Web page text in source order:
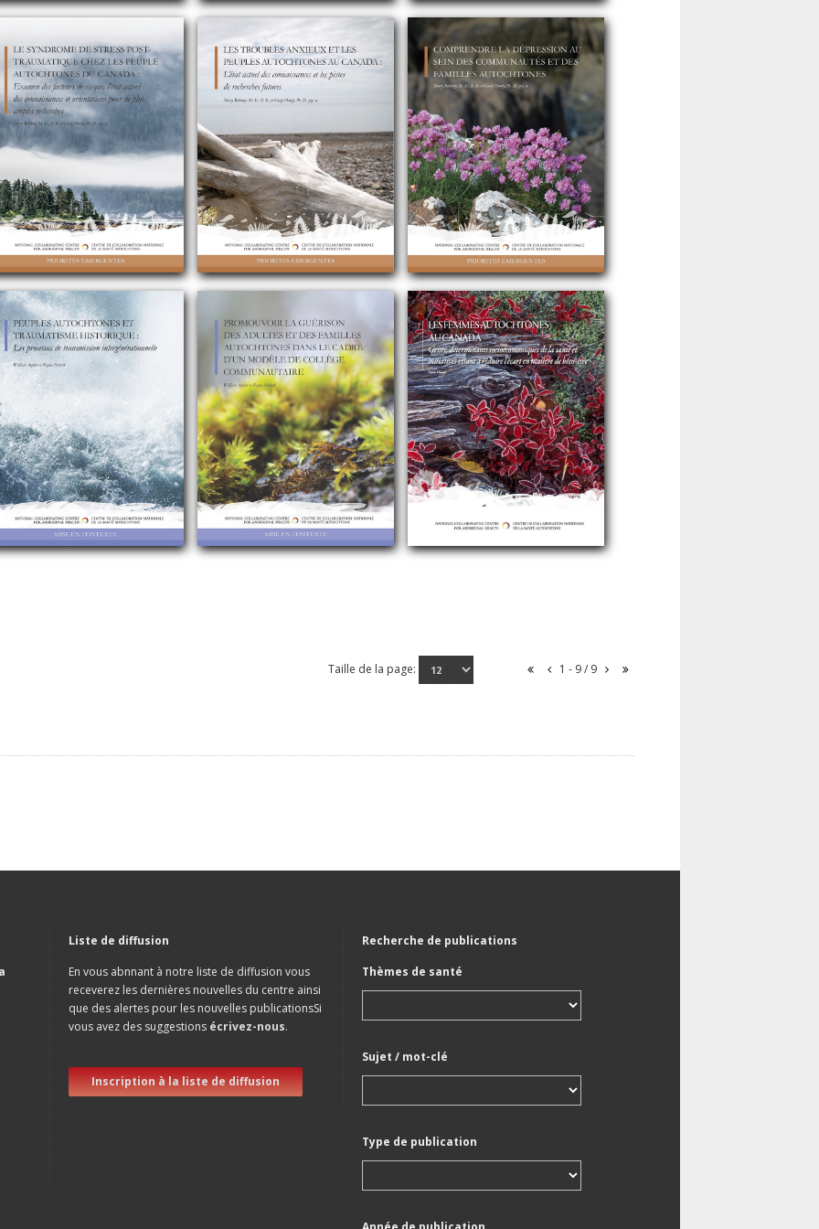
Taille de la page: 1 - 9 / 9
Liste de diffusion
En vous abnnant à notre liste de diffusion vous
receverez les dernières nouvelles du centre ainsi
que des alertes pour les nouvelles publicationsSi
vous avez des suggestions écrivez-nous.
Inscription à la liste de diffusion
Recherche de publications
Thèmes de santé
Sujet / mot-clé
Type de publication